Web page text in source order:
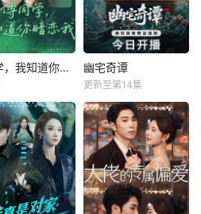
傅同学，我知道你暗恋我 幽宅奇谭
更新至第14集